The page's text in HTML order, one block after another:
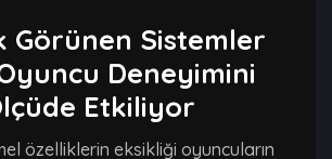
Görünen Sistemler
Deneyimini
Etkiliyor
özelliklerin eksikliği oyuncuların